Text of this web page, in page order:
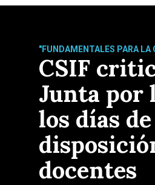
"FUNDAMENTALES PARA LA
CSIF
Junta
los días
docentes